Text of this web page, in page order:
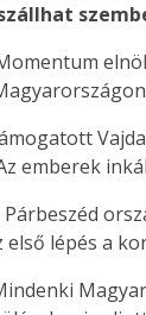
emberek
Párbeszéd
első lépés a